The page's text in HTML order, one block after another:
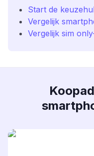
Start de
Vergelijk
Vergelijk sim